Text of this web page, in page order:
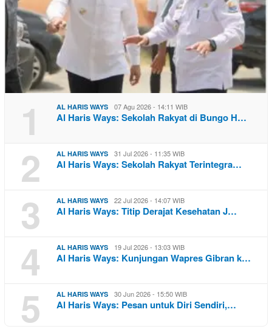
1 AL HARIS WAYS 07 Agu 2026 - 14:11 WIB
Al Haris Ways: Sekolah Rakyat di Bungo H…
2 AL HARIS WAYS 31 Jul 2026 - 11:35 WIB
Al Haris Ways: Sekolah Rakyat Terintegra…
3 AL HARIS WAYS 22 Jul 2026 - 14:07 WIB
Al Haris Ways: Titip Derajat Kesehatan J…
4 AL HARIS WAYS 19 Jul 2026 - 13:03 WIB
Al Haris Ways: Kunjungan Wapres Gibran k…
5 AL HARIS WAYS 30 Jun 2026 - 15:50 WIB
Al Haris Ways: Pesan untuk Diri Sendiri,…